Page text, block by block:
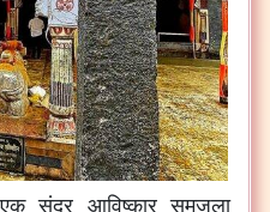
एक सुंदर आविष्कार समजला